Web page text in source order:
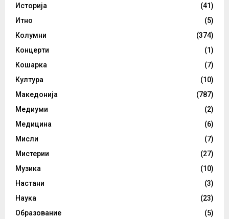
Историја
(41)
Итно
(5)
Колумни
(374)
Концерти
(1)
Кошарка
(7)
Култура
(10)
Македонија
(787)
Медиуми
(2)
Медицина
(6)
Мисли
(7)
Мистерии
(27)
Музика
(10)
Настани
(3)
Наука
(23)
Образование
(5)